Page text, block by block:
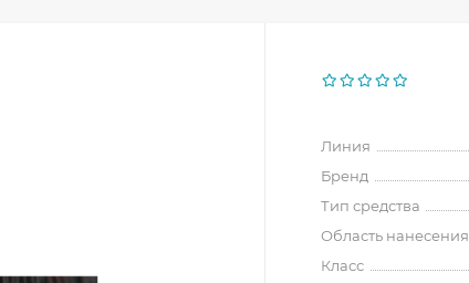
Линия
Бренд
Тип средства
Область нанесения
Класс